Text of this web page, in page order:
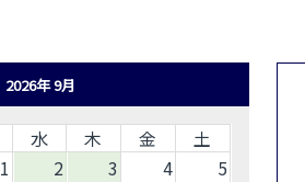
2026年 9月
水 木 金
土
1 2 3 4
5